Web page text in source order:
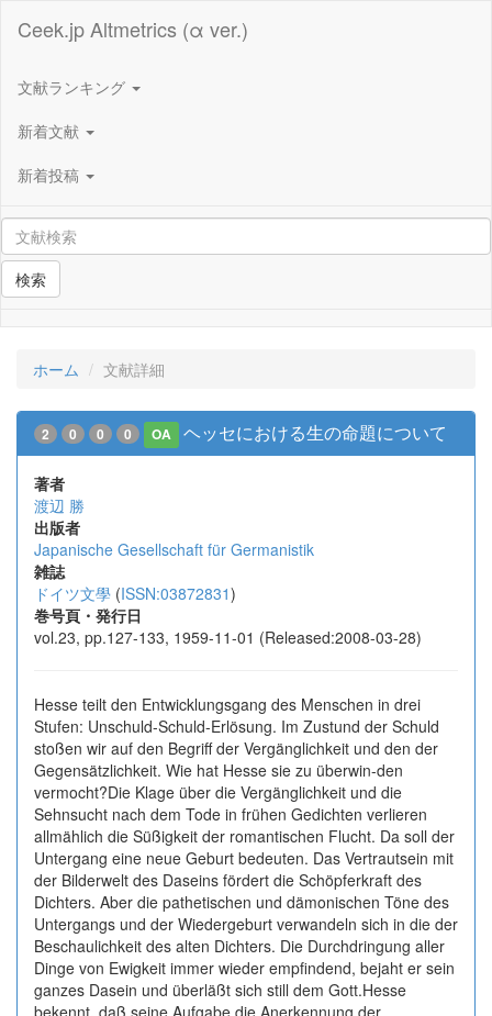
Ceek.jp Altmetrics (α ver.)
文献ランキング
新着文献
新着投稿
検索
ホーム 文献詳細
2 0 0 0 OA ヘッセにおける生の命題について
著者
渡辺 勝
出版者
Japanische Gesellschaft für Germanistik
雑誌
ドイツ文學 (ISSN:03872831)
巻号頁・発行日
vol.23, pp.127-133, 1959-11-01 (Released:2008-03-28)
Hesse teilt den Entwicklungsgang des Menschen in drei
Stufen: Unschuld-Schuld-Erlösung. Im Zustund der Schuld
stoßen wir auf den Begriff der Vergänglichkeit und den der
Gegensätzlichkeit. Wie hat Hesse sie zu überwin-den
vermocht?Die Klage über die Vergänglichkeit und die
Sehnsucht nach dem Tode in frühen Gedichten verlieren
allmählich die Süßigkeit der romantischen Flucht. Da soll der
Untergang eine neue Geburt bedeuten. Das Vertrautsein mit
der Bilderwelt des Daseins fördert die Schöpferkraft des
Dichters. Aber die pathetischen und dämonischen Töne des
Untergangs und der Wiedergeburt verwandeln sich in die der
Beschaulichkeit des alten Dichters. Die Durchdringung aller
Dinge von Ewigkeit immer wieder empfindend, bejaht er sein
ganzes Dasein und überläßt sich still dem Gott.Hesse
bekennt, daß seine Aufgabe die Anerkennung der